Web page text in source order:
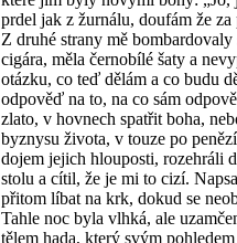
prdel jak z žurnálu, doufám že
Z druhé strany mě
cigára, měla černobílé šaty a
otázku, co teď dělám a co budu
odpověď na to, na co sám
zlato, v hovnech spatřit boha,
byznysu života, v touze po
dojem jejich hlouposti, rozehráli
stolu a cítil, že je mi to cizí.
přitom líbat na krk, dokud se
Tahle noc byla vlhká, ale
tělem hada, který svým